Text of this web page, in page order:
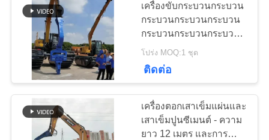
เว็บไซต์
PRIVACY
POLICY
ไดร์เวอร์เสาเข็มขุด
ขนาดเล็ก
38
เครื่องขับกระบวนกระบวน
กระบวนกระบวนกระบวน
กระบวนกระบวนกระบวน
กระบวน
โปร่ง MOQ:1 ชุด
ติดต่อ
เครื่องตอกเสาเข็มแผ่นและ
เสาเข็มปูนซีเมนต์ - ความ
ยาว 12 เมตร และการ